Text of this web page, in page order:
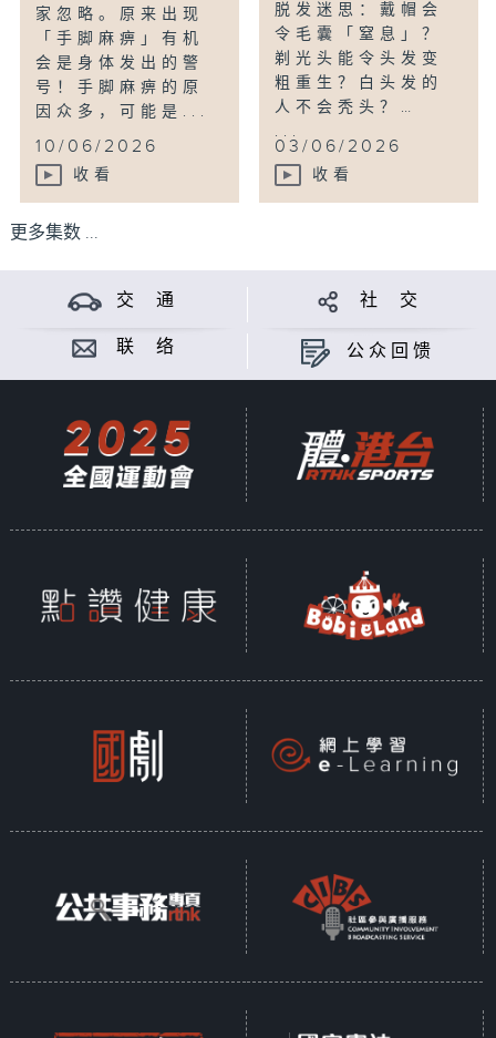
家忽略。原来出现
「手脚麻痹」有机
会是身体发出的警
号！手脚麻痹的原
因众多，可能是...
10/06/2026
收看
脱发迷思：戴帽会
令毛囊「窒息」？
剃光头能令头发变
粗重生？白头发的
人不会秃头？…
...
03/06/2026
收看
更多集数 ...
交 通 社 交
联 络 公众回馈